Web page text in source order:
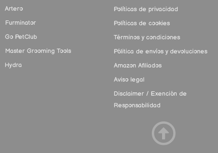
Artero
Furminator
Go PetClub
Master Grooming Tools
Hydra
Políticas de privacidad
Políticas de cookies
Términos y condiciones
Pólitica de envíos y devoluciones
Amazon Afiliados
Aviso legal
Disclaimer / Exención de
Responsabilidad